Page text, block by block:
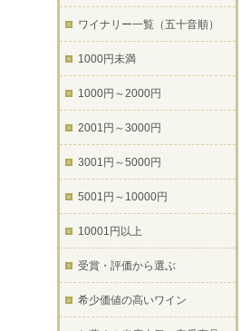
ワイナリー一覧（五十音順）
1000円未満
1000円～2000円
2001円～3000円
3001円～5000円
5001円～10000円
10001円以上
受賞・評価から選ぶ
希少価値の高いワイン